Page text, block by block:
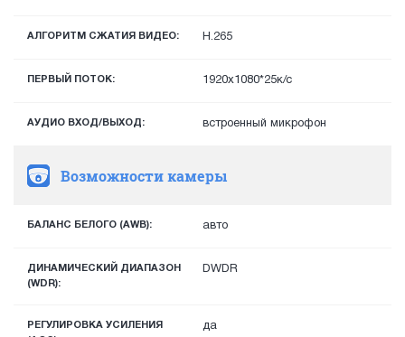
АЛГОРИТМ СЖАТИЯ ВИДЕО: H.265
ПЕРВЫЙ ПОТОК: 1920х1080*25к/с
АУДИО ВХОД/ВЫХОД: встроенный микрофон
Возможности камеры
БАЛАНС БЕЛОГО (AWB): авто
ДИНАМИЧЕСКИЙ ДИАПАЗОН
(WDR):
DWDR
РЕГУЛИРОВКА УСИЛЕНИЯ
да